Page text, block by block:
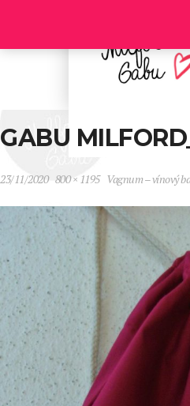
GABU
23/11/2020 800 × 1195 Vagnum – vínový